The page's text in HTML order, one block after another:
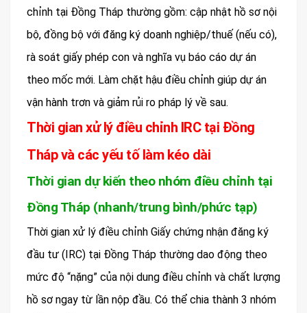
chỉnh tại Đồng Tháp thường gồm: cập nhật hồ sơ nội
bộ, đồng bộ với đăng ký doanh nghiệp/thuế (nếu có),
rà soát giấy phép con và nghĩa vụ báo cáo dự án
theo mốc mới. Làm chặt hậu điều chỉnh giúp dự án
vận hành trơn và giảm rủi ro pháp lý về sau.
Thời gian xử lý điều chỉnh IRC tại Đồng
Tháp và các yếu tố làm kéo dài
Thời gian dự kiến theo nhóm điều chỉnh tại
Đồng Tháp (nhanh/trung bình/phức tạp)
Thời gian xử lý điều chỉnh Giấy chứng nhận đăng ký
đầu tư (IRC) tại Đồng Tháp thường dao động theo
mức độ “nặng” của nội dung điều chỉnh và chất lượng
hồ sơ ngay từ lần nộp đầu. Có thể chia thành 3 nhóm